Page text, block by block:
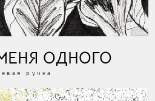
ОДНОГО
ручка